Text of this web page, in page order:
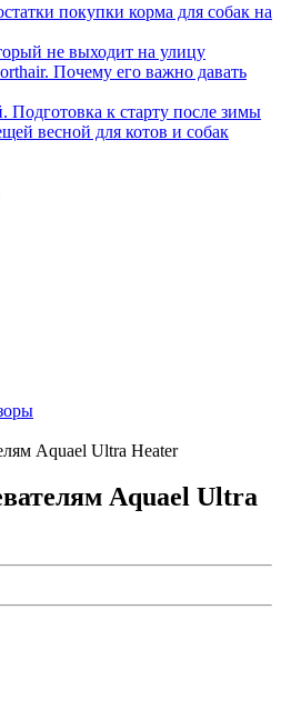
покупки корма для собак на
не выходит на улицу
Почему его важно давать
Подготовка к старту после зимы
весной для котов и собак
Aquael Ultra Heater
Aquael Ultra